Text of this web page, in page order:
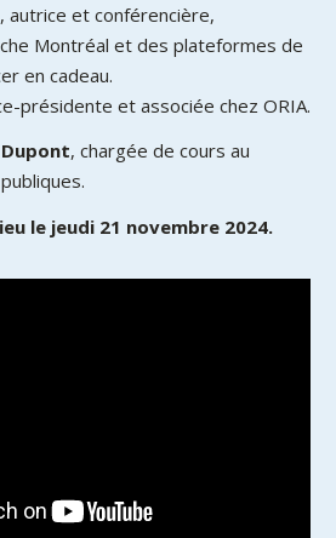
autrice et conférencière,
Montréal et des plateformes de
en cadeau.
présidente et associée chez ORIA.
, chargée de cours au
le jeudi 21 novembre 2024.